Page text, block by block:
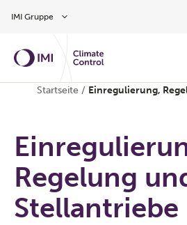
IMI Gruppe
Startseite / Einregulierung,
Regelung
Stellantriebe